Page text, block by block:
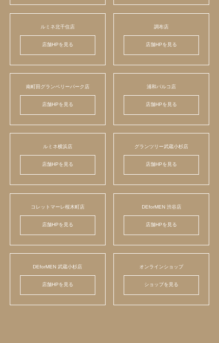
ルミネ北千住店
店舗HPを見る
調布店
店舗HPを見る
南町田グランベリーパーク店
店舗HPを見る
浦和パルコ店
店舗HPを見る
ルミネ横浜店
店舗HPを見る
グランツリー武蔵小杉店
店舗HPを見る
コレットマーレ桜木町店
店舗HPを見る
DEforMEN 渋谷店
店舗HPを見る
DEforMEN 武蔵小杉店
店舗HPを見る
オンラインショップ
ショップを見る